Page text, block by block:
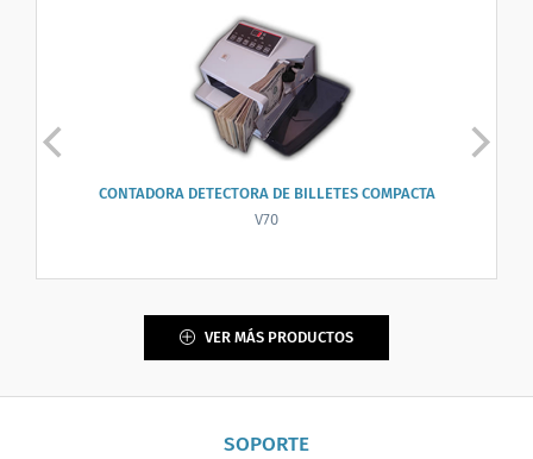
CONTADORA DETECTORA DE BILLETES COMPACTA
V70
VER MÁS PRODUCTOS
SOPORTE